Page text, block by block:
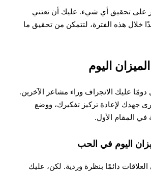
على تحقيق أي شيء. عليك أن تعتني
خلال هذه الفترة، لتتمكن من تحقيق ما
اليوم
عليك الانجراف وراء مشاعر الآخرين.
جهدك لإعادة تركيز تفكيرك، ووضع
المقام الأول.
اليوم في الحب
دائمًا بنظرة وردية. لكن، عليك